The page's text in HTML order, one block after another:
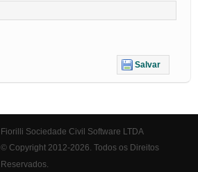
Salvar
Fiorilli Sociedade Civil Software LTDA
© Copyright 2012-2026. Todos os Direitos
Reservados.